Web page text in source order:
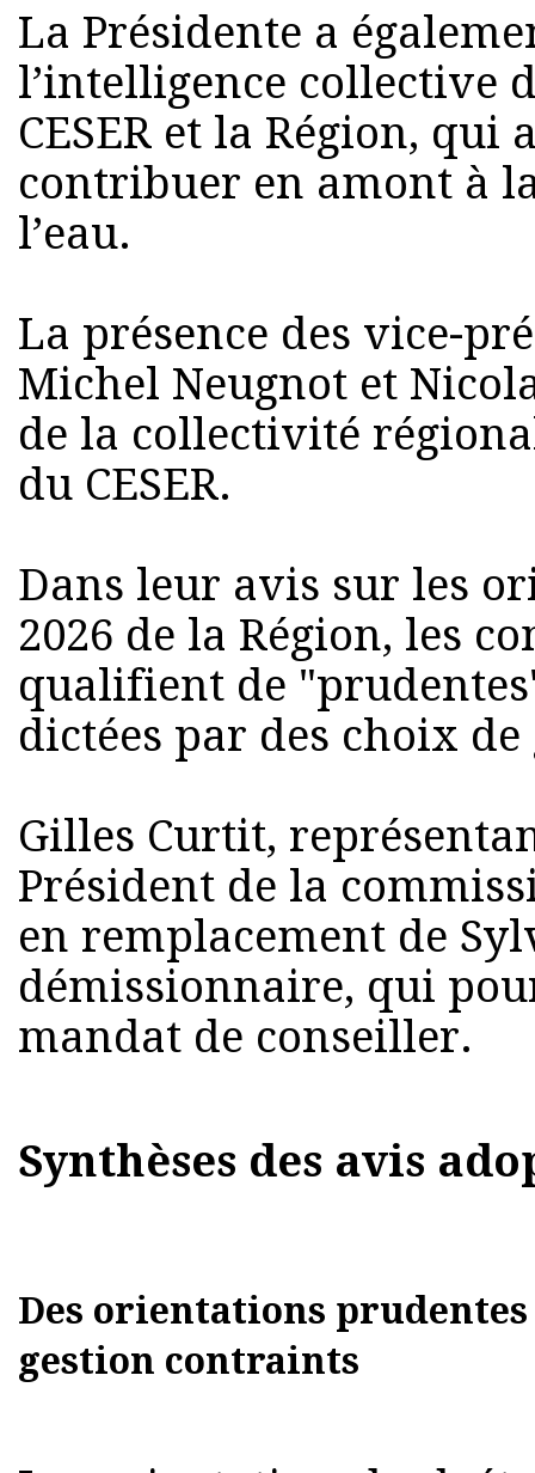
La Présidente a
l’intelligence collective
CESER et la Région, qui
contribuer en amont à
l’eau.
La présence des vice-
Michel Neugnot et
de la collectivité
du CESER.
Dans leur avis sur les
2026 de la Région, les
qualifient de
dictées par des choix
Gilles Curtit,
Président de la
en remplacement de
démissionnaire, qui
mandat de conseiller.
Synthèses des avis
Des orientations
gestion contraints